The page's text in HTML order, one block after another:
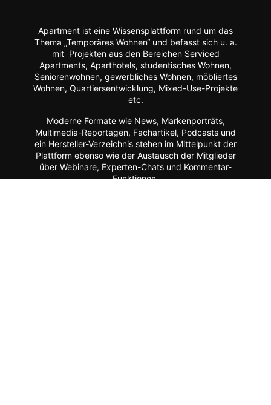
Apartment ist eine Wissensplattform rund um das
Thema „Temporäres Wohnen“ und befasst sich u. a.
mit Projekten aus den Bereichen Serviced
Apartments, Aparthotels, studentisches Wohnen,
Seniorenwohnen, gewerbliches Wohnen, möbliertes
Wohnen, Quartiersentwicklung, Mixed-Use-Projekte
etc.
Moderne Formate wie News, Markenporträts,
Multimedia-Reportagen, Fachartikel, Podcasts und
ein Hersteller-Verzeichnis stehen im Mittelpunkt der
Plattform ebenso wie der Austausch der Mitglieder
über Webinare, Experten-Chats und Kommentar-
Funktionen.